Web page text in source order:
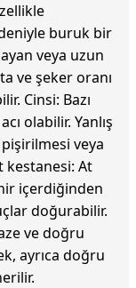
buruk bir
veya uzun
ve şeker oranı
Cinsi: Bazı
olabilir. Yanlış
veya
kestanesi: At
içerdiğinden
doğurabilir.
ve doğru
ayrıca doğru